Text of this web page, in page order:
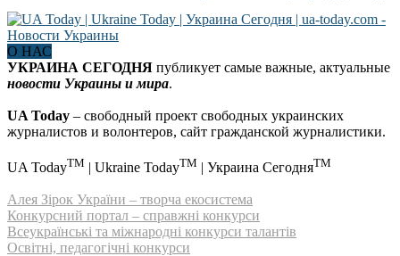
О НАС
УКРАИНА СЕГОДНЯ публикует самые важные, актуальные
новости Украины и мира.
UA Today – свободный проект свободных украинских
журналистов и волонтеров, сайт гражданской журналистики.
UA TodayTM | Ukraine TodayTM | Украина СегодняTM
Алея Зірок України – творча екосистема
Конкурсний портал – справжні конкурси
Всеукраїнські та міжнародні конкурси талантів
Освітні, педагогічні конкурси